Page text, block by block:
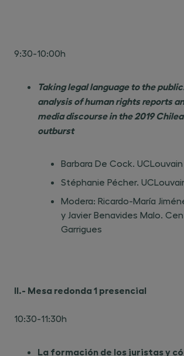
9:30-10:00h
Taking legal language to the
analysis of human rights reports
media discourse in the 2019
outburst
Barbara De Cock. UCLouvain
Stéphanie Pécher.
Modera: Ricardo-María
y Javier Benavides Malo.
Garrigues
II.- Mesa redonda 1 presencial
10:30-11:30h
La formación de los juristas y